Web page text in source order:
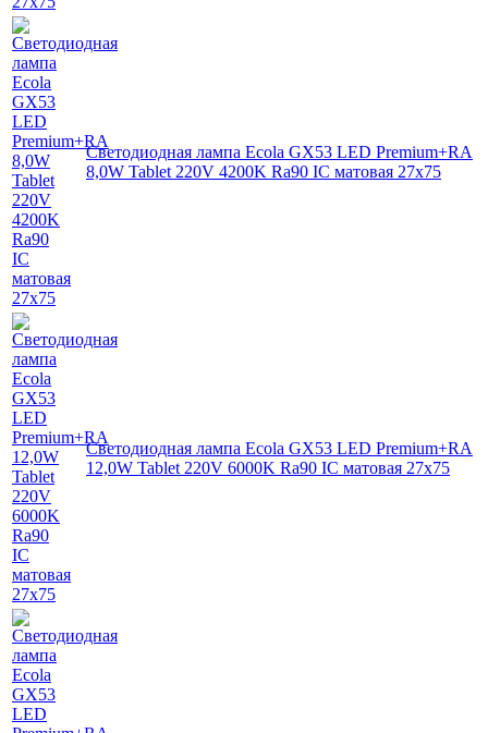
Светодиодная лампа Ecola GX53 LED Premium+RA
8,0W Tablet 220V 4200K Ra90 IC матовая 27x75
Светодиодная лампа Ecola GX53 LED Premium+RA
12,0W Tablet 220V 6000K Ra90 IC матовая 27x75